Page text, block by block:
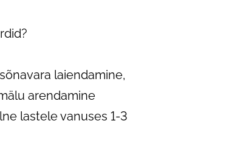
laiendamine,
arendamine
lastele vanuses 1-3